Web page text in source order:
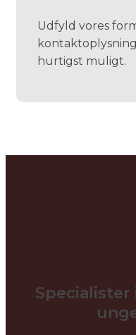
Udfyld vores
hurtigst muligt.